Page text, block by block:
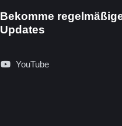
Bekomme
Updates
YouTube